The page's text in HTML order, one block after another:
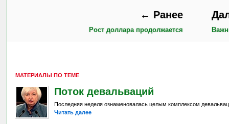
← Ранее
Рост доллара продолжается
МАТЕРИАЛЫ ПО ТЕМЕ
Поток девальваций
Последняя неделя ознаменовалась целым комплексом
Читать далее